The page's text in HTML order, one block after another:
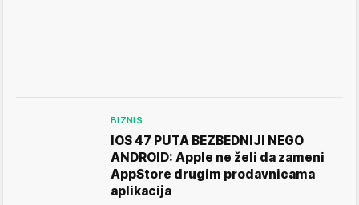
BIZNIS
IOS 47 PUTA BEZBEDNIJI NEGO
ANDROID: Apple ne želi da zameni
AppStore drugim prodavnicama
aplikacija